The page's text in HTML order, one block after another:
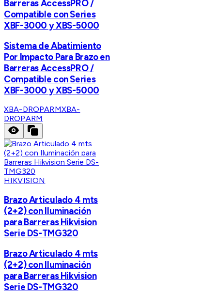
Barreras AccessPRO /
Compatible con Series
XBF-3000 y XBS-5000
Sistema de Abatimiento
Por Impacto Para Brazo en
Barreras AccessPRO /
Compatible con Series
XBF-3000 y XBS-5000
XBA-DROPARMXBA-
DROPARM
HIKVISION
Brazo Articulado 4 mts
(2+2) con Iluminación
para Barreras Hikvision
Serie DS-TMG320
Brazo Articulado 4 mts
(2+2) con Iluminación
para Barreras Hikvision
Serie DS-TMG320